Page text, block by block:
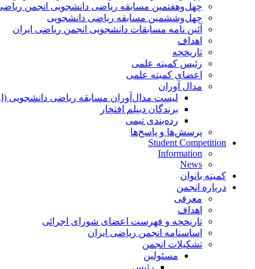
چهل‌و‌هفتمین مسابقه ریاضی دانشجویی انجمن
چهل‌و‌ششمین مسابقه ریاضی دانشجویی
آئین نامه مسابقات دانشجویی انجمن ریاضی ایران
اهداف
تاریخچه
رئیس کمیته علمی
اعضای کمیته علمی
مدال آوران
لیست مدال‌آوران مسابقه ریاضی دانشجویی
برندگان دیپلم افتخار
رده‌بندی تیمی
پرسش‌ها و پاسخ‌ها
Student Competition
Information
News
کمیته بانوان
درباره انجمن
معرفی
اهداف
تاریخچه و فهرست اعضای شورای اجرائی
اساسنامه انجمن ریاضی ایران
تشکیلات انجمن
مسئولین
رئیس